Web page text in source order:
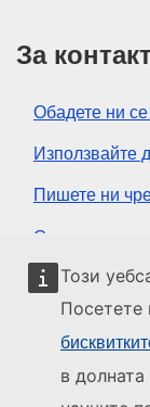
Този
Посетете
в
За
Обадете ни
Използвайте
Пишете ни
Срещнете се